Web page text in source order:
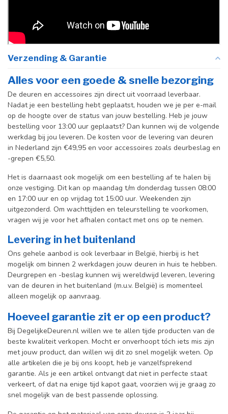
Verzending & Garantie
Alles voor een goede & snelle bezorging
De deuren en accessoires zijn direct uit voorraad leverbaar.
Nadat je een bestelling hebt geplaatst, houden we je per e-mail
op de hoogte over de status van jouw bestelling. Heb je jouw
bestelling voor 13:00 uur geplaatst? Dan kunnen wij de volgende
werkdag bij jou leveren. De kosten voor de levering van deuren
in Nederland zijn €49,95 en voor accessoires zoals deurbeslag en
-grepen €5,50.
Het is daarnaast ook mogelijk om een bestelling af te halen bij
onze vestiging. Dit kan op maandag t/m donderdag tussen 08:00
en 17:00 uur en op vrijdag tot 15:00 uur. Weekenden zijn
uitgezonderd. Om wachttijden en teleurstelling te voorkomen,
vragen wij je voor het afhalen contact met ons op te nemen.
Levering in het buitenland
Ons gehele aanbod is ook leverbaar in België, hierbij is het
mogelijk om binnen 2 werkdagen jouw deuren in huis te hebben.
Deurgrepen en -beslag kunnen wij wereldwijd leveren, levering
van de deuren in het buitenland (m.u.v. België) is momenteel
alleen mogelijk op aanvraag.
Hoeveel garantie zit er op een product?
Bij DegelijkeDeuren.nl willen we te allen tijde producten van de
beste kwaliteit verkopen. Mocht er onverhoopt tóch iets mis zijn
met jouw product, dan willen wij dit zo snel mogelijk weten. Op
alle artikelen die je bij ons koopt, heb je vanzelfsprekend
garantie. Als je een artikel ontvangt dat niet in perfecte staat
verkeert, of dat na enige tijd kapot gaat, voorzien wij je graag zo
snel mogelijk van de best passende oplossing.